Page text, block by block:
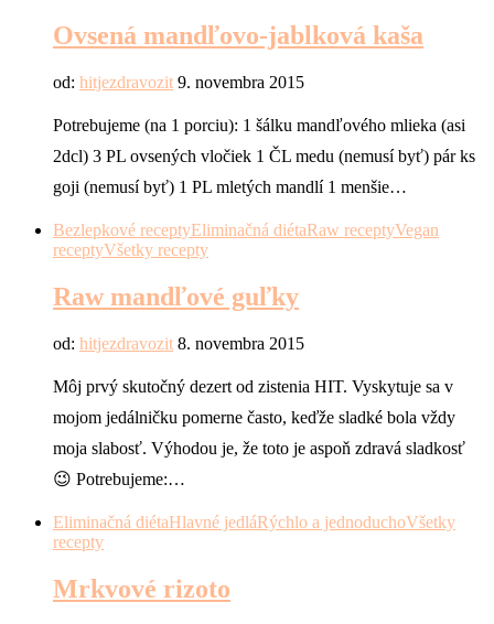
Ovsená mandľovo-jablková kaša
od: hitjezdravozit 9. novembra 2015
Potrebujeme (na 1 porciu): 1 šálku mandľového mlieka (asi
2dcl) 3 PL ovsených vločiek 1 ČL medu (nemusí byť) pár ks
goji (nemusí byť) 1 PL mletých mandlí 1 menšie…
Bezlepkové receptyEliminačná diétaRaw receptyVegan
receptyVšetky recepty
Raw mandľové guľky
od: hitjezdravozit 8. novembra 2015
Môj prvý skutočný dezert od zistenia HIT. Vyskytuje sa v
mojom jedálničku pomerne často, keďže sladké bola vždy
moja slabosť. Výhodou je, že toto je aspoň zdravá sladkosť
😉 Potrebujeme:…
Eliminačná diétaHlavné jedláRýchlo a jednoduchoVšetky
recepty
Mrkvové rizoto